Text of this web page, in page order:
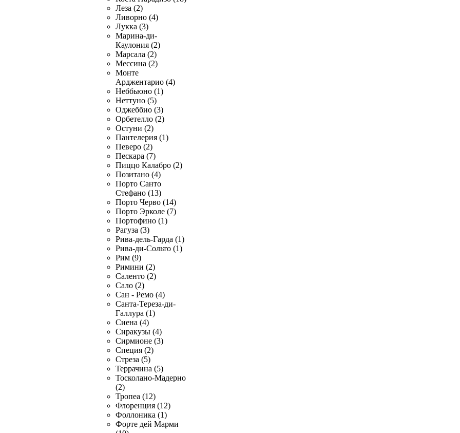
Леза (2)
Ливорно (4)
Лукка (3)
Марина-ди-
Каулония (2)
Марсала (2)
Мессина (2)
Монте
Арджентарио (4)
Неббьюно (1)
Неттуно (5)
Оджеббио (3)
Орбетелло (2)
Остуни (2)
Пантелерия (1)
Певеро (2)
Пескара (7)
Пиццо Калабро (2)
Позитано (4)
Порто Санто
Стефано (13)
Порто Черво (14)
Порто Эрколе (7)
Портофино (1)
Рагуза (3)
Рива-дель-Гарда (1)
Рива-ди-Сольто (1)
Рим (9)
Римини (2)
Саленто (2)
Сало (2)
Сан - Ремо (4)
Санта-Тереза-ди-
Галлура (1)
Сиена (4)
Сиракузы (4)
Сирмионе (3)
Специя (2)
Стреза (5)
Террачина (5)
Тосколано-Мадерно
(2)
Тропеа (12)
Флоренция (12)
Фоллоника (1)
Форте дей Марми